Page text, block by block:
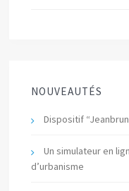
NOUVEAUTÉS
Dispositif
Un simulateur en
d’urbanisme